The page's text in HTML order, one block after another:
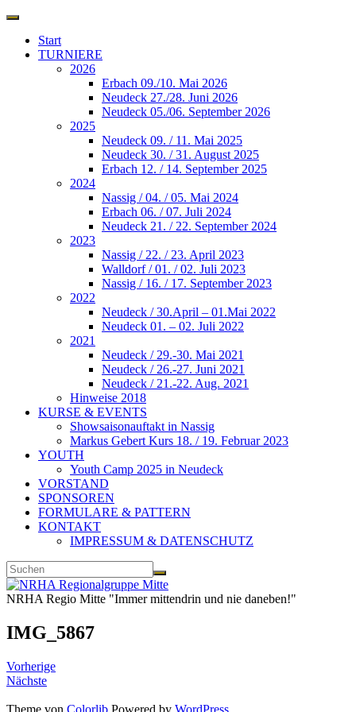
Start
TURNIERE
2026
Erbach 09./10. Mai 2026
Neudeck 27./28. Juni 2026
Neudeck 05./06. September 2026
2025
Neudeck 09. / 11. Mai 2025
Neudeck 30. / 31. August 2025
Erbach 12. / 14. September 2025
2024
Nassig / 04. / 05. Mai 2024
Erbach 06. / 07. Juli 2024
Neudeck 21. / 22. September 2024
2023
Nassig / 22. / 23. April 2023
Walldorf / 01. / 02. Juli 2023
Nassig / 16. / 17. September 2023
2022
Neudeck / 30.April – 01.Mai 2022
Neudeck 01. – 02. Juli 2022
2021
Neudeck / 29.-30. Mai 2021
Neudeck / 26.-27. Juni 2021
Neudeck / 21.-22. Aug. 2021
Hinweise 2018
KURSE & EVENTS
Showsaisonauftakt in Nassig
Markus Gebert Kurs 18. / 19. Februar 2023
YOUTH
Youth Camp 2025 in Neudeck
VORSTAND
SPONSOREN
FORMULARE & PATTERN
KONTAKT
IMPRESSUM & DATENSCHUTZ
NRHA Regio Mitte "Immer mittendrin und nie daneben!"
IMG_5867
Vorherige
Nächste
Theme von Colorlib Powered by WordPress